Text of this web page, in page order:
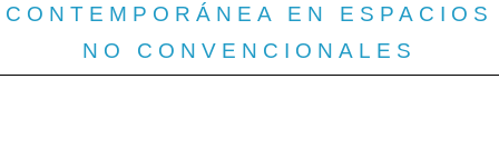
CONTEMPORÁNEA EN ESPACIOS
NO CONVENCIONALES